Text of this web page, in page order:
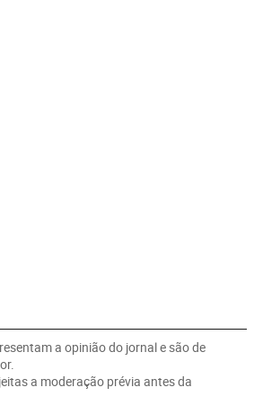
a opinião do jornal e são de
a moderação prévia antes da